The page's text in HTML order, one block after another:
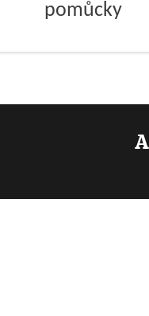
pomůcky